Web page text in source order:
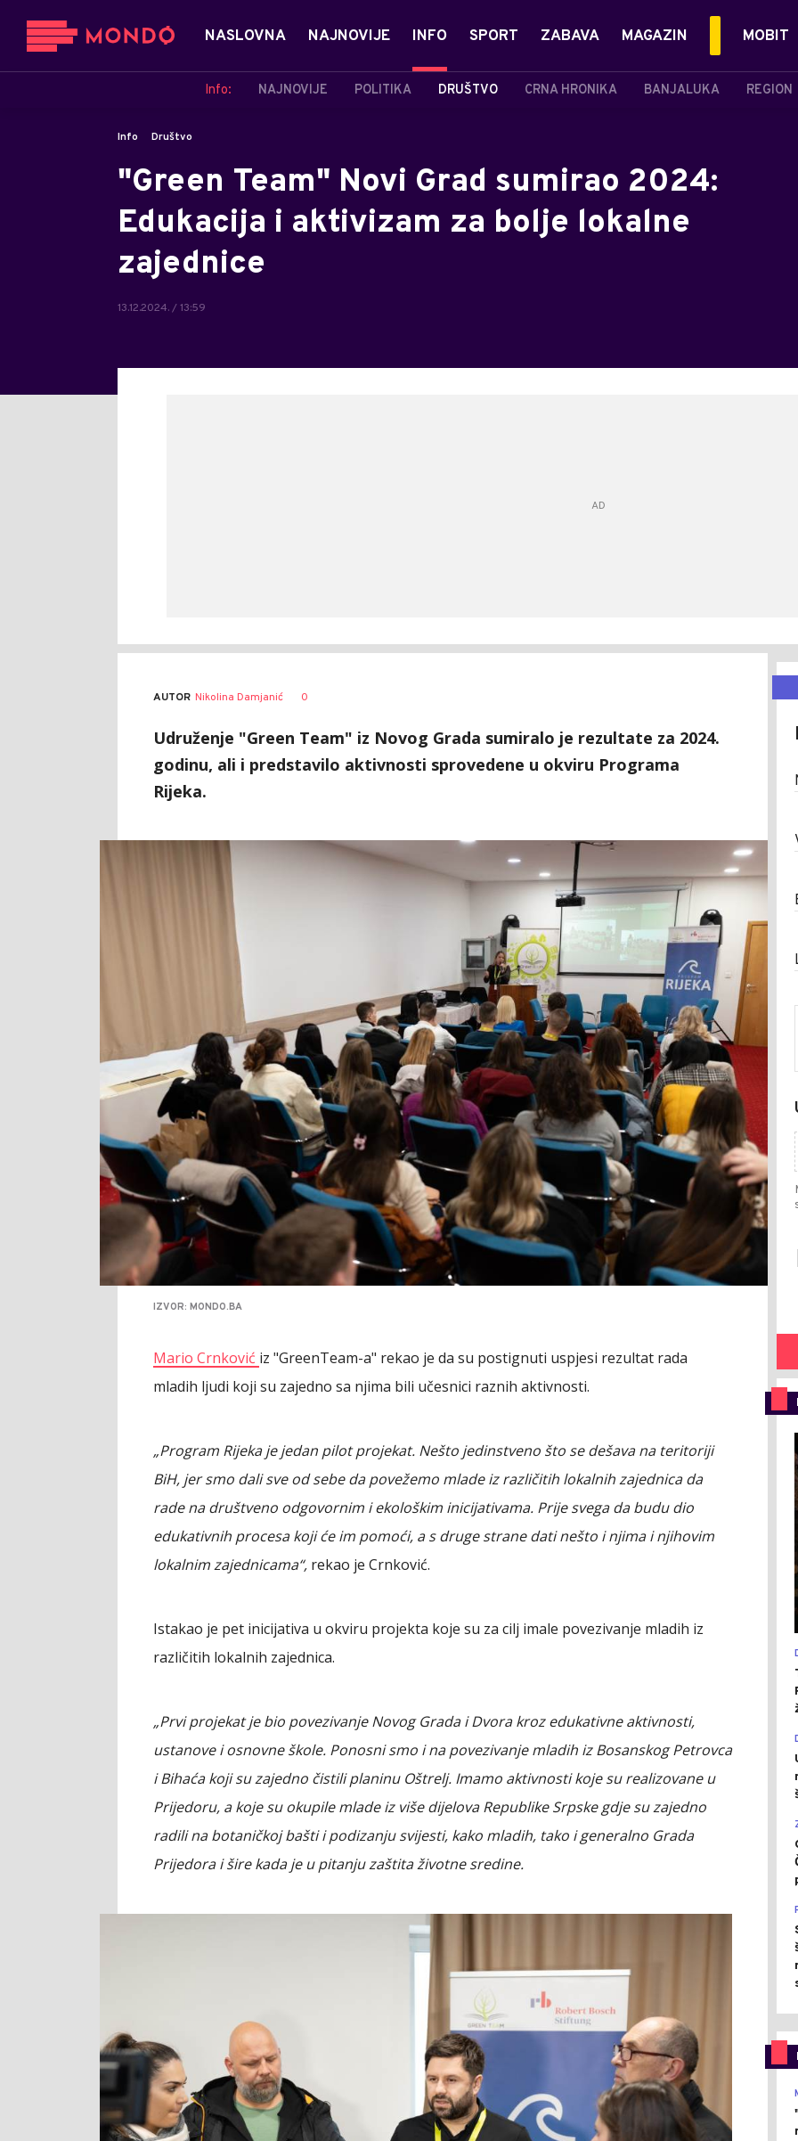
NASLOVNA NAJNOVIJE INFO
Info: NAJNOVIJE POLITIKA DRUŠTVO CRNA HRONIKA BANJALUKA REGION
SPORT ZABAVA MAGAZIN MOBIT
Info Društvo
"Green Team" Novi Grad sumirao 2024:
Edukacija i aktivizam za bolje lokalne
zajednice
13.12.2024. / 13:59
AUTOR Nikolina Damjanić 0
Udruženje "Green Team" iz Novog Grada sumiralo je rezultate za 2024.
godinu, ali i predstavilo aktivnosti sprovedene u okviru Programa
Rijeka.
IZVOR: MONDO.BA
Mario Crnković iz "GreenTeam-a" rekao je da su postignuti uspjesi rezultat rada
mladih ljudi koji su zajedno sa njima bili učesnici raznih aktivnosti.
„Program Rijeka je jedan pilot projekat. Nešto jedinstveno što se dešava na teritoriji
BiH, jer smo dali sve od sebe da povežemo mlade iz različitih lokalnih zajednica da
rade na društveno odgovornim i ekološkim inicijativama. Prije svega da budu dio
edukativnih procesa koji će im pomoći, a s druge strane dati nešto i njima i njihovim
lokalnim zajednicama“, rekao je Crnković.
Istakao je pet inicijativa u okviru projekta koje su za cilj imale povezivanje mladih iz
različitih lokalnih zajednica.
„Prvi projekat je bio povezivanje Novog Grada i Dvora kroz edukativne aktivnosti,
ustanove i osnovne škole. Ponosni smo i na povezivanje mladih iz Bosanskog Petrovca
i Bihaća koji su zajedno čistili planinu Oštrelj. Imamo aktivnosti koje su realizovane u
Prijedoru, a koje su okupile mlade iz više dijelova Republike Srpske gdje su zajedno
radili na botaničkoj bašti i podizanju svijesti, kako mladih, tako i generalno Grada
Prijedora i šire kada je u pitanju zaštita životne sredine.